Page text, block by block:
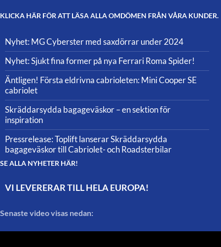
KLICKA HÄR FÖR ATT LÄSA ALLA OMDÖMEN FRÅN VÅRA KUNDER.
Nyhet: MG Cyberster med saxdörrar under 2024
Nyhet: Sjukt fina former på nya Ferrari Roma Spider!
Äntligen! Första eldrivna cabrioleten: Mini Cooper SE
cabriolet
Skräddarsydda bagageväskor – en sektion för
inspiration
Pressrelease: Toplift lanserar Skräddarsydda
bagageväskor till Cabriolet- och Roadsterbilar
SE ALLA NYHETER HÄR!
VI LEVERERAR TILL HELA EUROPA!
Senaste video visas nedan: